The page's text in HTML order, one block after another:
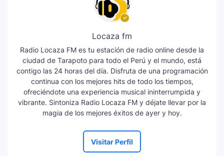
Locaza fm
Radio Locaza FM es tu estación de radio online desde la
ciudad de Tarapoto para todo el Perú y el mundo, está
contigo las 24 horas del día. Disfruta de una programación
continua con los mejores hits de todo los tiempos,
ofreciéndote una experiencia musical ininterrumpida y
vibrante. Sintoniza Radio Locaza FM y déjate llevar por la
magia de los mejores éxitos de ayer y hoy.
Visitar Perfil